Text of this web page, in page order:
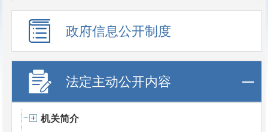
政府信息公开制度
法定主动公开内容
机关简介